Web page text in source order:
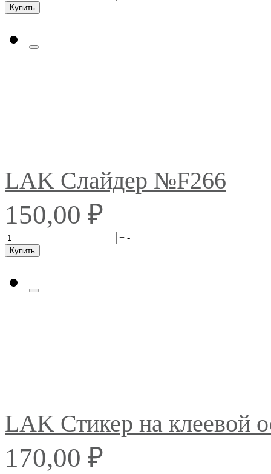
Купить
LAK Слайдер №F266
150,00 ₽
+ -
Купить
LAK Стикер на клеевой
170,00 ₽